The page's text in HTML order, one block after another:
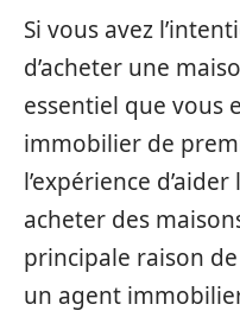
Si vous avez
d’acheter une
essentiel que vous
immobilier de
l’expérience
acheter des
principale raison de
un agent